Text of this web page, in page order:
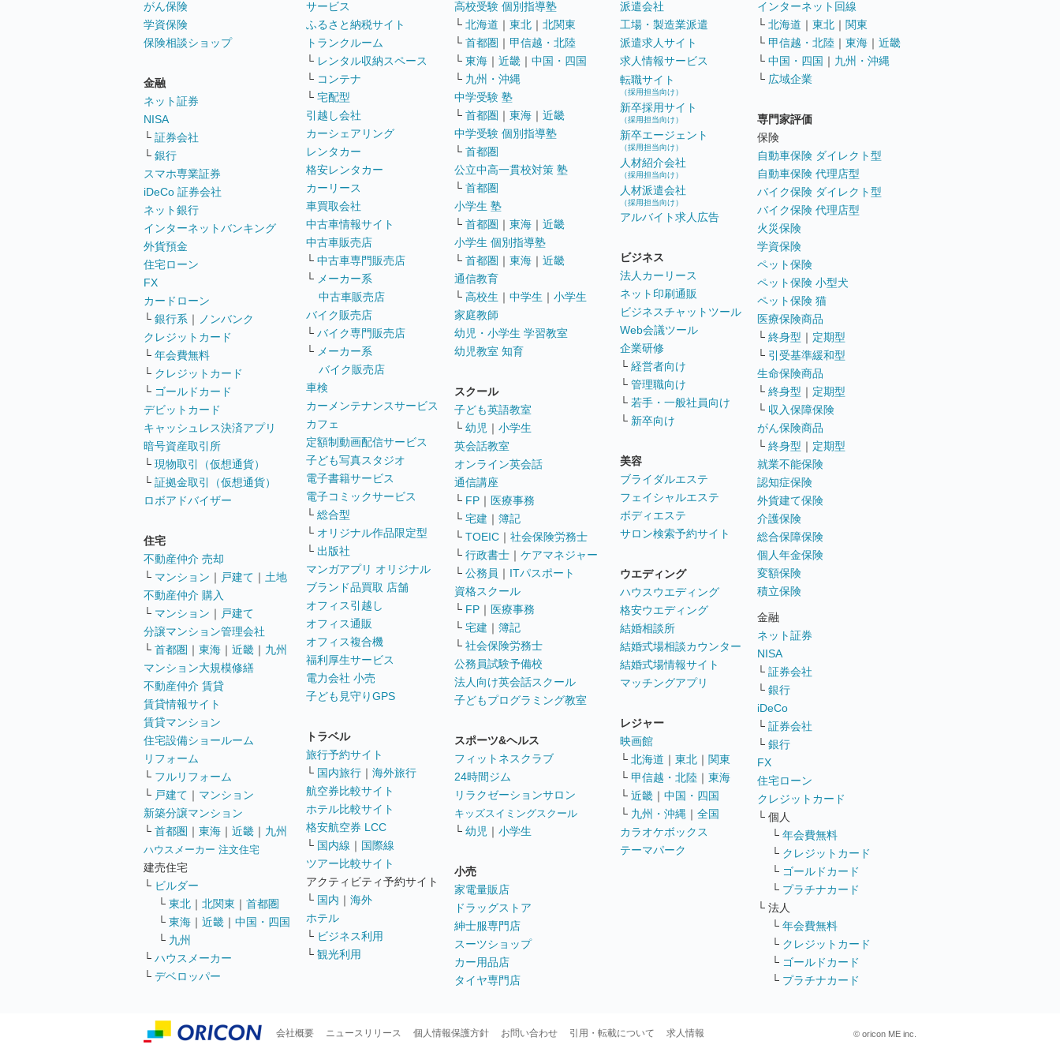
がん保険
学資保険
保険相談ショップ
金融
ネット証券
NISA
└ 証券会社
└ 銀行
スマホ専業証券
iDeCo 証券会社
ネット銀行
インターネットバンキング
外貨預金
住宅ローン
FX
カードローン
└ 銀行系 ｜
ノンバンク
クレジットカード
└ 年会費無料
└ クレジットカード
└ ゴールドカード
デビットカード
キャッシュレス決済アプリ
暗号資産取引所
└ 現物取引（仮想通貨）
└ 証拠金取引（仮想通貨）
ロボアドバイザー
住宅
不動産仲介 売却
└ マンション ｜ 戸建て ｜ 土地
不動産仲介 購入
└ マンション ｜ 戸建て
分譲マンション管理会社
└ 首都圏 ｜ 東海 ｜ 近畿 ｜ 九州
マンション大規模修繕
不動産仲介 賃貸
賃貸情報サイト
賃貸マンション
住宅設備ショールーム
リフォーム
└ フルリフォーム
└ 戸建て ｜ マンション
新築分譲マンション
└ 首都圏 ｜ 東海 ｜ 近畿 ｜ 九州
ハウスメーカー 注文住宅
建売住宅
└ ビルダー
└ 東北 ｜ 北関東 ｜ 首都圏
└ 東海 ｜ 近畿 ｜ 中国・四国
└ 九州
└ ハウスメーカー
└ デベロッパー
サービス
ふるさと納税サイト
トランクルーム
└ レンタル収納スペース
└ コンテナ
└ 宅配型
引越し会社
カーシェアリング
レンタカー
格安レンタカー
カーリース
車買取会社
中古車情報サイト
中古車販売店
└ 中古車専門販売店
└ メーカー系
中古車販売店
バイク販売店
└ バイク専門販売店
└ メーカー系
バイク販売店
車検
カーメンテナンスサービス
カフェ
定額制動画配信サービス
子ども写真スタジオ
電子書籍サービス
電子コミックサービス
└ 総合型
└ オリジナル作品限定型
└ 出版社
マンガアプリ オリジナル
ブランド品買取 店舗
オフィス引越し
オフィス通販
オフィス複合機
福利厚生サービス
電力会社 小売
子ども見守りGPS
トラベル
旅行予約サイト
└ 国内旅行 ｜ 海外旅行
航空券比較サイト
ホテル比較サイト
格安航空券 LCC
└ 国内線 ｜ 国際線
ツアー比較サイト
アクティビティ予約サイト
└ 国内 ｜ 海外
ホテル
└ ビジネス利用
└ 観光利用
高校受験 個別指導塾
└ 北海道 ｜ 東北 ｜ 北関東
└ 首都圏 ｜ 甲信越・北陸
└ 東海 ｜ 近畿 ｜ 中国・四国
└ 九州・沖縄
中学受験 塾
└ 首都圏 ｜ 東海 ｜ 近畿
中学受験 個別指導塾
└ 首都圏
公立中高一貫校対策 塾
└ 首都圏
小学生 塾
└ 首都圏 ｜ 東海 ｜ 近畿
小学生 個別指導塾
└ 首都圏 ｜ 東海 ｜ 近畿
通信教育
└ 高校生 ｜ 中学生 ｜ 小学生
家庭教師
幼児・小学生 学習教室
幼児教室 知育
スクール
子ども英語教室
└ 幼児 ｜ 小学生
英会話教室
オンライン英会話
通信講座
└ FP ｜ 医療事務
└ 宅建 ｜ 簿記
└ TOEIC ｜ 社会保険労務士
└ 行政書士 ｜ ケアマネジャー
└ 公務員 ｜ ITパスポート
資格スクール
└ FP ｜ 医療事務
└ 宅建 ｜ 簿記
└ 社会保険労務士
公務員試験予備校
法人向け英会話スクール
子どもプログラミング教室
スポーツ&ヘルス
フィットネスクラブ
24時間ジム
リラクゼーションサロン
キッズスイミングスクール
└ 幼児 ｜ 小学生
小売
家電量販店
ドラッグストア
紳士服専門店
スーツショップ
カー用品店
タイヤ専門店
派遣会社
工場・製造業派遣
派遣求人サイト
求人情報サービス
転職サイト
（採用担当向け）
新卒採用サイト
（採用担当向け）
新卒エージェント
（採用担当向け）
人材紹介会社
（採用担当向け）
人材派遣会社
（採用担当向け）
アルバイト求人広告
ビジネス
法人カーリース
ネット印刷通販
ビジネスチャットツール
Web会議ツール
企業研修
└ 経営者向け
└ 管理職向け
└ 若手・一般社員向け
└ 新卒向け
美容
ブライダルエステ
フェイシャルエステ
ボディエステ
サロン検索予約サイト
ウエディング
ハウスウエディング
格安ウエディング
結婚相談所
結婚式場相談カウンター
結婚式場情報サイト
マッチングアプリ
レジャー
映画館
└ 北海道 ｜ 東北 ｜ 関東
└ 甲信越・北陸 ｜ 東海
└ 近畿 ｜ 中国・四国
└ 九州・沖縄 ｜ 全国
カラオケボックス
テーマパーク
インターネット回線
└ 北海道 ｜ 東北 ｜ 関東
└ 甲信越・北陸 ｜ 東海 ｜ 近畿
└ 中国・四国 ｜ 九州・沖縄
└ 広域企業
専門家評価
保険
自動車保険 ダイレクト型
自動車保険 代理店型
バイク保険 ダイレクト型
バイク保険 代理店型
火災保険
学資保険
ペット保険
ペット保険 小型犬
ペット保険 猫
医療保険商品
└ 終身型 ｜ 定期型
└ 引受基準緩和型
生命保険商品
└ 終身型 ｜ 定期型
└ 収入保障保険
がん保険商品
└ 終身型 ｜ 定期型
就業不能保険
認知症保険
外貨建て保険
介護保険
総合保障保険
個人年金保険
変額保険
積立保険
金融
ネット証券
NISA
└ 証券会社
└ 銀行
iDeCo
└ 証券会社
└ 銀行
FX
住宅ローン
クレジットカード
└ 個人
└ 年会費無料
└ クレジットカード
└ ゴールドカード
└ プラチナカード
└ 法人
└ 年会費無料
└ クレジットカード
└ ゴールドカード
└ プラチナカード
会社概要 ニュースリリース 個人情報保護方針 お問い合わせ 引用・転載について 求人情報 © oricon ME inc.